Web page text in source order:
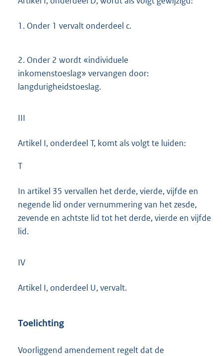
1. Onder 1 vervalt onderdeel c.
2. Onder 2 wordt «individuele
inkomenstoeslag» vervangen door:
langdurigheidstoeslag.
III
Artikel I, onderdeel T, komt als volgt te luiden:
T
In artikel 35 vervallen het derde, vierde, vijfde en
negende lid onder vernummering van het zesde,
zevende en achtste lid tot het derde, vierde en vijfde
lid.
IV
Artikel I, onderdeel U, vervalt.
Toelichting
Voorliggend amendement regelt dat de